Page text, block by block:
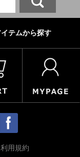
イテムから探す
利用規約